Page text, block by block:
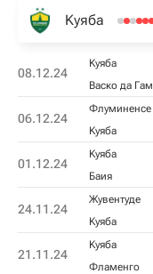
Kуяба
08.12.24
Kуяба
Васко да
06.12.24
Флуминенсе
Kуяба
01.12.24
Kуяба
Баия
24.11.24
Жувентуде
Kуяба
21.11.24
Kуяба
Фламенго